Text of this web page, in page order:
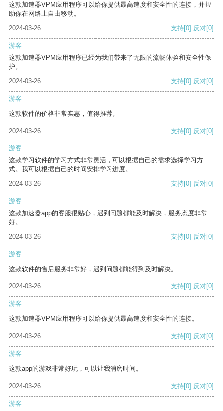
这款加速器VPM应用程序可以给你提供最高速度和安全性的连接，并帮
助你在网络上自由移动。
2024-03-26
支持[0] 反对[0]
游客
这款加速器VPM应用程序已经为我们带来了无限的流畅体验和安全性保
护。
2024-03-26
支持[0] 反对[0]
游客
这款软件的价格非常实惠，值得推荐。
2024-03-26 支持[0] 反对[0]
游客
这款学习软件的学习方式非常灵活，可以根据自己的需求选择学习方
式。我可以根据自己的时间安排学习进度。
2024-03-26
支持[0] 反对[0]
游客
这款加速器app的客服很贴心，遇到问题都能及时解决，服务态度非常
好。
2024-03-26
支持[0] 反对[0]
游客
这款软件的售后服务非常好，遇到问题都能得到及时解决。
2024-03-26 支持[0] 反对[0]
游客
这款加速器VPM应用程序可以给你提供最高速度和安全性的连接。
2024-03-26 支持[0] 反对[0]
游客
这款app的游戏非常好玩，可以让我消磨时间。
2024-03-26 支持[0] 反对[0]
游客